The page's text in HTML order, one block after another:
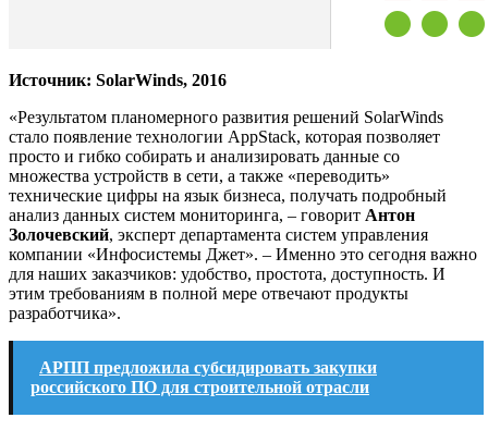
Источник: SolarWinds, 2016
«Результатом планомерного развития решений SolarWinds
стало появление технологии AppStack, которая позволяет
просто и гибко собирать и анализировать данные со
множества устройств в сети, а также «переводить»
технические цифры на язык бизнеса, получать подробный
анализ данных систем мониторинга, – говорит Антон
Золочевский, эксперт департамента систем управления
компании «Инфосистемы Джет». – Именно это сегодня важно
для наших заказчиков: удобство, простота, доступность. И
этим требованиям в полной мере отвечают продукты
разработчика».
АРПП предложила субсидировать закупки
российского ПО для строительной отрасли